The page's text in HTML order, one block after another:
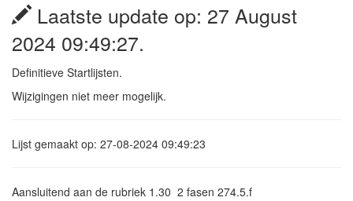
Laatste update op: 27 August
2024 09:49:27.
Definitieve Startlijsten.
Wijzigingen niet meer mogelijk.
Lijst gemaakt op: 27-08-2024 09:49:23
Aansluitend aan de rubriek 1.30 2 fasen 274.5.f